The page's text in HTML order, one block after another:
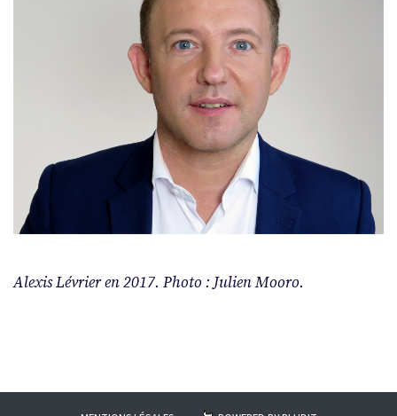
Alexis Lévrier en 2017. Photo : Julien Mooro.